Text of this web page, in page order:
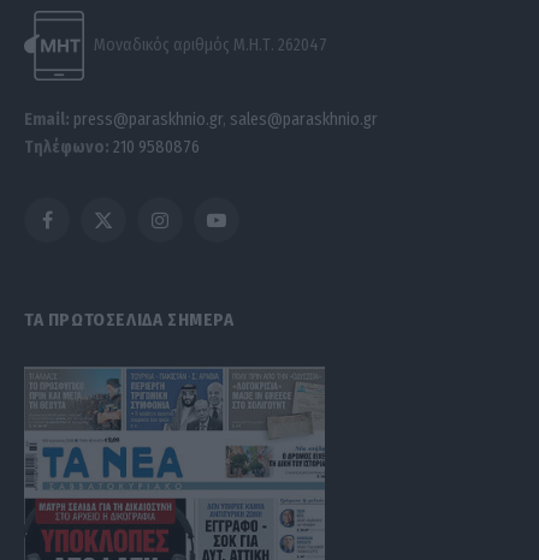
Μοναδικός αριθμός Μ.Η.Τ. 262047
Email: press@paraskhnio.gr, sales@paraskhnio.gr
Τηλέφωνο: 210 9580876
Facebook
X
InstagramYouTube
ΤΑ ΠΡΩΤΟΣΕΛΙΔΑ ΣΗΜΕΡΑ